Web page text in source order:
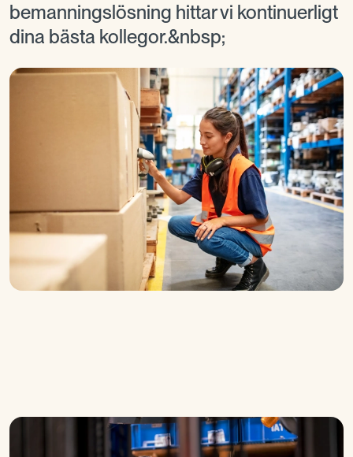
bemanningslösning hittar vi kontinuerligt
dina bästa kollegor.&nbsp;